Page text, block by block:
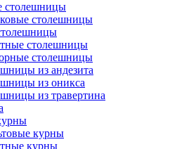
столешницы
столешницы
столешницы
столешницы
из андезита
из оникса
из травертина
курны
курны